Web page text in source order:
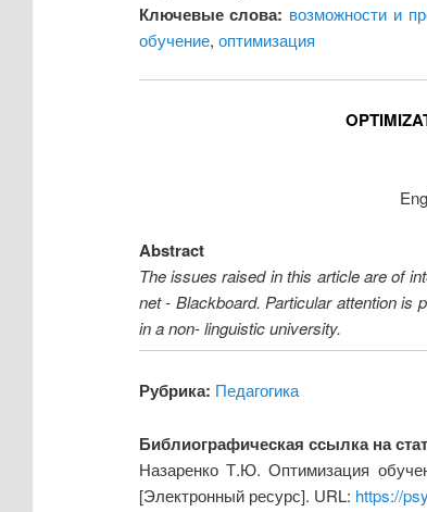
Ключевые слова: возможности и
обучение, оптимизация
Abstract
The issues raised in this article are of
net - Blackboard. Particular attention is
in a non- linguistic university.
Рубрика: Педагогика
Библиографическая ссылка на
Назаренко Т.Ю. Оптимизация
[Электронный ресурс]. URL: https://